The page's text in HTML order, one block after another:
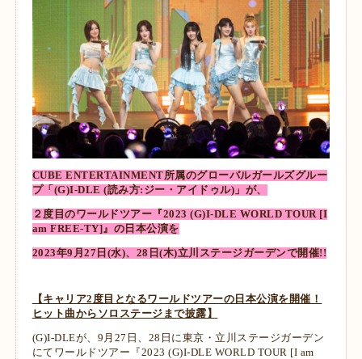
CUBE ENTERTAINMENT所属のグローバルガールズグルー
プ「(G)I-DLE (読み方:ジー・アイドゥル)」が、
２度目のワールドツアー『2023 (G)I-DLE WORLD TOUR [I
am FREE-TY]』の日本公演を
2023年9月27日(水)、28日(木)立川ステージガーデンで開催!!
【キャリア2度目となるワールドツアーの日本公演を開催！
ヒット曲からソロステージまで披露】
(G)I-DLEが、9月27日、28日に東京・立川ステージガーデン
にてワールドツアー『2023 (G)I-DLE WORLD TOUR [I am